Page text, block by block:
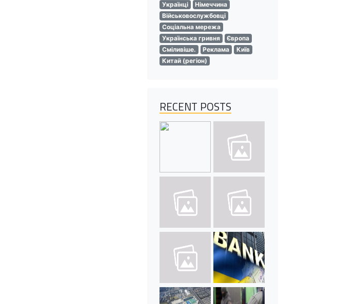
Українці
Німеччина
Військовослужбовці
Соціальна мережа
Українська гривня
Європа
Сміливіше.
Реклама
Київ
Китай (регіон)
RECENT POSTS